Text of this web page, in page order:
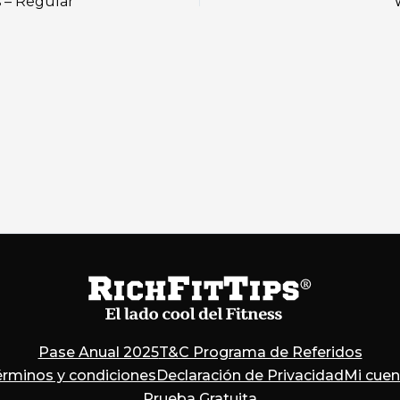
Pase Anual 2025T&C Programa de Referidos
y condicionesDeclaración de PrivacidadMi